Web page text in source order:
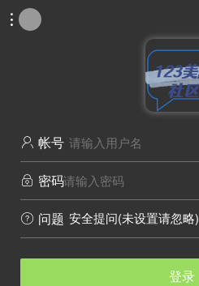

 帐号
 密码
 问题 安全提问(未设置请忽略)
登录